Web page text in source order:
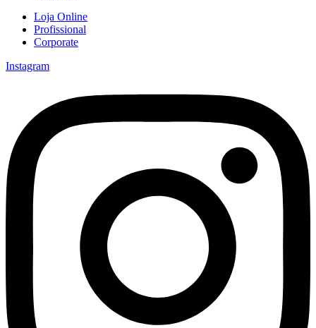
Loja Online
Profissional
Corporate
Instagram